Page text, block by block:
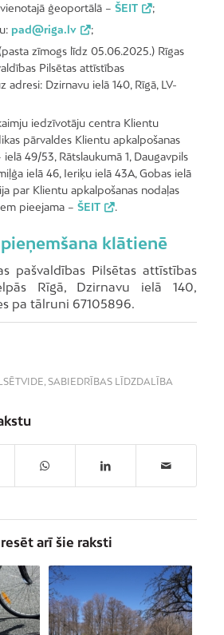
ģeoportālā – ŠEIT
;
pad@riga.lv
;
zīmogs līdz 05.06.2025.) Rīgas
Pilsētas attīstības
adresi: Dzirnavu ielā 140, Rīgā, LV-
iedzīvotāju centra Klientu
pārvaldes Klientu apkalpošanas
49/53, Rātslaukumā 1, Daugavpils
ielā 46, Ieriķu ielā 43A, Gobas ielā
par Klientu apkalpošanas nodaļas
pieejama – ŠEIT .
klātienē
pašvaldības Pilsētas attīstības
Rīgā, Dzirnavu ielā 140,
pa tālruni 67105896.
, SABIEDRĪBAS LĪDZDALĪBA
arī šie raksti